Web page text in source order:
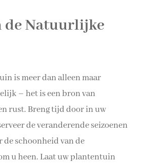
de Natuurlijke
is meer dan alleen maar
– het is een bron van
rust. Breng tijd door in uw
de veranderende seizoenen
de schoonheid van de
u heen. Laat uw plantentuin